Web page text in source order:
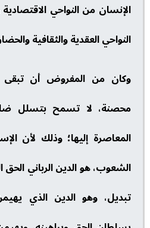
الإنسان من النواحي
النواحي العقدية والثقافية
وكان من المفروض أن تبقى
محصنة، لا تسمح بتسلل
المعاصرة إليها؛ وذلك لأن
الشعوب، هو الدين الرباني
تبديل، وهو الدين الذي